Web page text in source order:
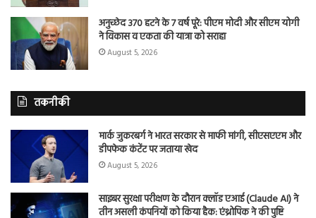
अनुच्छेद 370 हटने के 7 वर्ष पूरे: पीएम मोदी और सीएम योगी
ने विकास व एकता की यात्रा को सराहा
August 5, 2026
तकनीकी
मार्क जुकरबर्ग ने भारत सरकार से माफी मांगी, सीएसएएम और
डीपफेक कंटेंट पर जताया खेद
August 5, 2026
साइबर सुरक्षा परीक्षण के दौरान क्लॉड एआई (Claude AI) ने
तीन असली कंपनियों को किया हैक: एंथ्रोपिक ने की पुष्टि